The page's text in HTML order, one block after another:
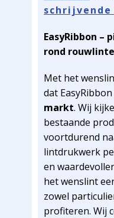
EasyRibbon –
rond
Met het
dat EasyRibbon
markt. Wij
bestaande
voortdurend
lintdrukwerk
en
het wenslint
zowel
profiteren. Wij